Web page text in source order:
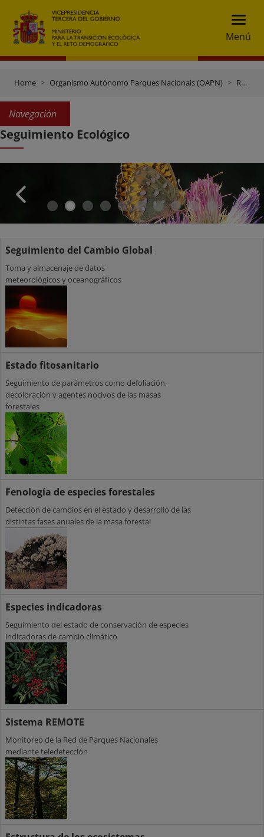
Menú
Home Organismo Autónomo Parques Nacionais (OAPN) Rede de Parques Nacionais
Navegación
Seguimiento Ecológico
Seguimiento del Cambio Global
Toma y almacenaje de datos
meteorológicos y oceanográficos
Estado fitosanitario
Seguimiento de parámetros como defoliación,
decoloración y agentes nocivos de las masas
forestales
Fenología de especies forestales
Detección de cambios en el estado y desarrollo de las
distintas fases anuales de la masa forestal
Especies indicadoras
Seguimiento del estado de conservación de especies
indicadoras de cambio climático
Sistema REMOTE
Monitoreo de la Red de Parques Nacionales
mediante teledetección